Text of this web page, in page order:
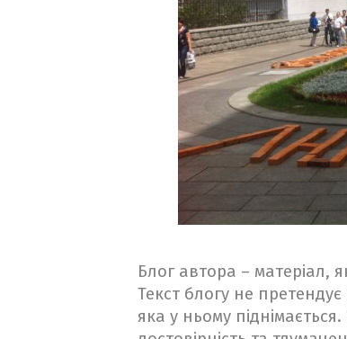
Блог автора – матеріал,
Текст блогу не претендує
яка у ньому